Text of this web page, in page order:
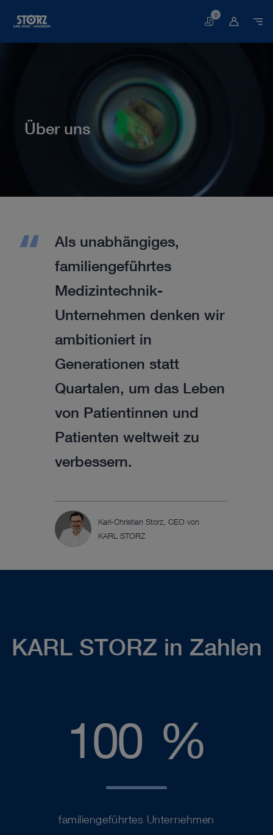
Warenkorb
0
Über uns
Als unabhängiges,
familiengeführtes
Medizintechnik-
Unternehmen denken wir
ambitioniert in
Generationen statt
Quartalen, um das Leben
von Patientinnen und
Patienten weltweit zu
verbessern.
Karl-Christian Storz, CEO von
KARL STORZ
KARL STORZ in Zahlen
100 100
%
familiengeführtes Unternehmen